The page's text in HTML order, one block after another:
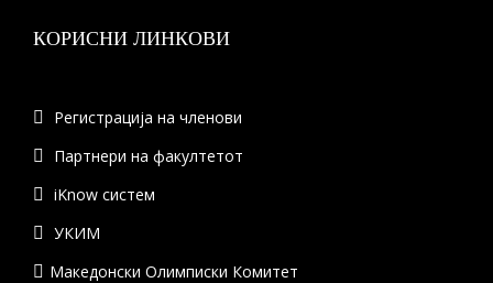
КОРИСНИ ЛИНКОВИ
Регистрација на членови
Партнери на факултетот
iKnow систем
УКИМ
Македонски Олимписки Комитет